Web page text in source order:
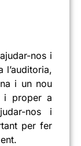
nos i
l’auditoria,
i un nou
i proper a
nos i
per fer